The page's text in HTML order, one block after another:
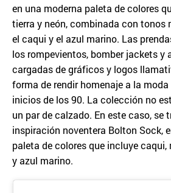
en una moderna paleta de colores
tierra y neón, combinada con tonos
el caqui y el azul marino. Las
los rompevientos, bomber jackets y
cargadas de gráficos y logos
forma de rendir homenaje a la
inicios de los 90. La colección no
un par de calzado. En este caso, se
inspiración noventera Bolton Sock,
paleta de colores que incluye caqui,
y azul marino.